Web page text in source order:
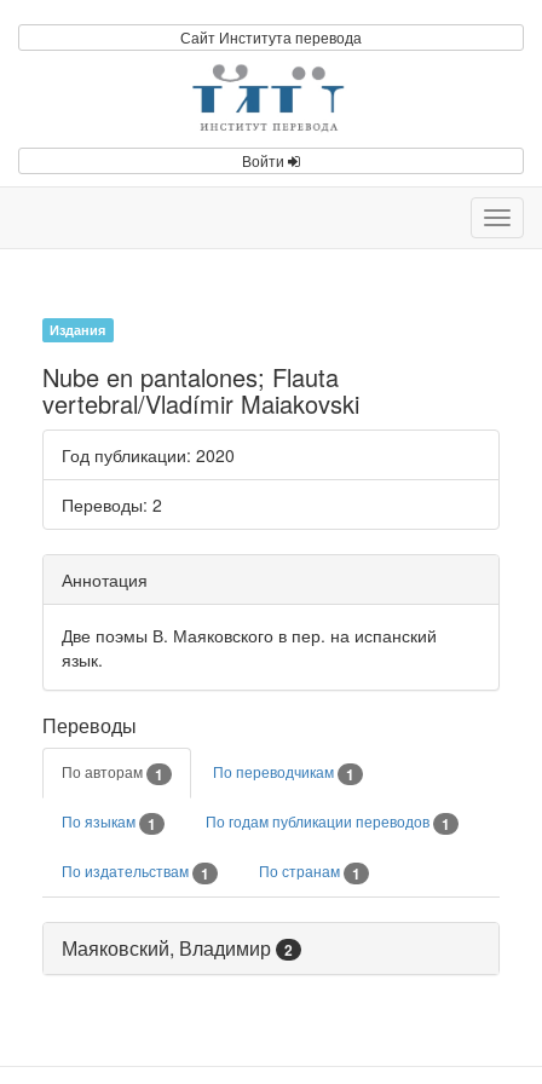
Сайт Института перевода
Войти
Издания
Nube en pantalones; Flauta
vertebral/Vladímir Maiakovski
Год публикации: 2020
Переводы: 2
Аннотация
Две поэмы В. Маяковского в пер. на испанский
язык.
Переводы
По авторам 1 По переводчикам 1
По языкам 1 По годам публикации переводов 1
По издательствам 1 По странам 1
Маяковский, Владимир 2